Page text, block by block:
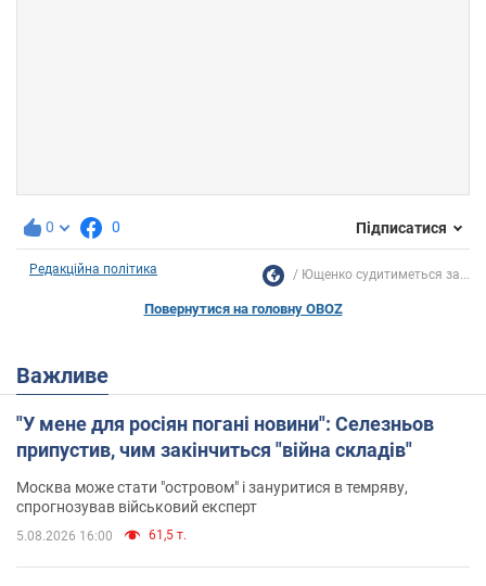
0 0 Підписатися
Редакційна політика Ющенко судитиметься за...
Повернутися на головну OBOZ
Важливе
"У мене для росіян погані новини": Селезньов
припустив, чим закінчиться "війна складів"
Москва може стати "островом" і зануритися в темряву,
спрогнозував військовий експерт
5.08.2026 16:00 61,5 т.